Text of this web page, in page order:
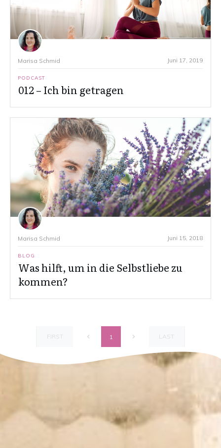
Marisa Schmid Juni 17, 2019
PODCAST
012 – Ich bin getragen
Marisa Schmid Juni 15, 2018
BLOG
Was hilft, um in die Selbstliebe zu
kommen?
FIRST 1 LAST